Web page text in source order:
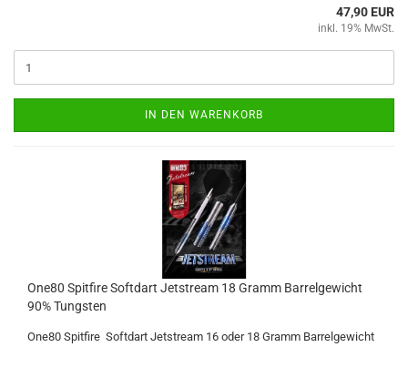
47,90 EUR
inkl. 19% MwSt.
IN DEN WARENKORB
One80 Spit­fire Softdart Jet­stream 18 Gramm Bar­rel­ge­wicht
90% Tungs­ten
One80 Spit­fire Softdart Jet­stream 16 oder 18 Gramm Bar­rel­ge­wicht